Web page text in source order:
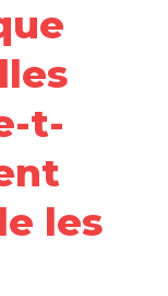
t-
les